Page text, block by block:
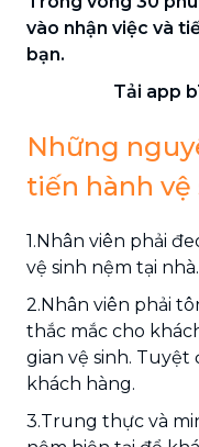
vào nhận việc và
bạn.
Tải app
Những
tiến hành
1.Nhân viên phải
vệ sinh nệm tại nhà.
2.Nhân viên phải
thắc mắc cho
gian vệ sinh.
khách hàng.
3.Trung thực và